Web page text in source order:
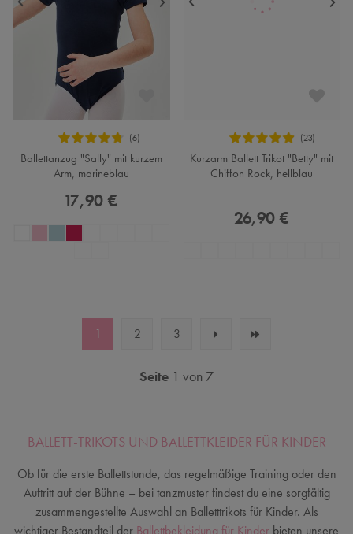
Ballettanzug "Sally" mit kurzem
Arm, marineblau
17,90 €
Kurzarm Ballett Trikot "Betty" mit
Chiffon Rock, hellblau
26,90 €
1 2 3
Seite 1 von 7
BALLETT-TRIKOTS UND BALLETTKLEIDER FÜR KINDER
Ob für die erste Ballettstunde, das regelmäßige Training oder den
Auftritt auf der Bühne – bei tanzmuster findest du eine sorgfältig
zusammengestellte Auswahl an Balletttrikots für Kinder. Als
wichtiger Bestandteil der Ballettbekleidung für Kinder bieten unsere